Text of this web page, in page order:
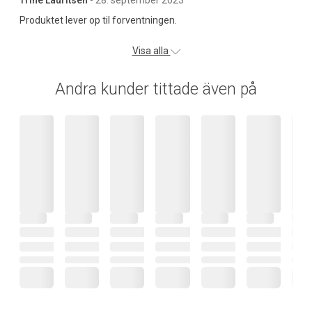
Produktet lever op til forventningen.
Visa alla
Andra kunder tittade även på